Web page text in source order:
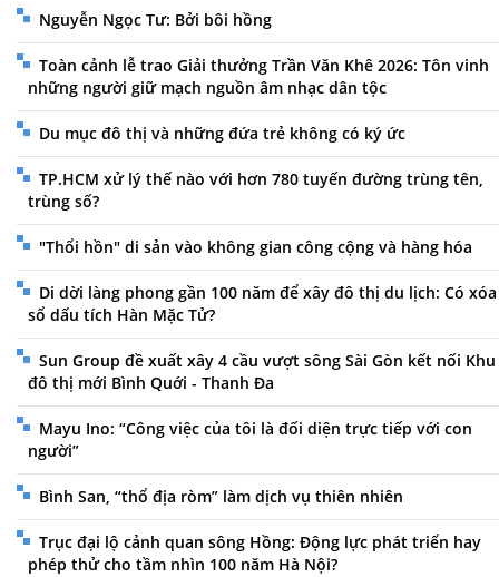
Nguyễn Ngọc Tư: Bởi bôi hồng
Toàn cảnh lễ trao Giải thưởng Trần Văn Khê 2026: Tôn vinh
những người giữ mạch nguồn âm nhạc dân tộc
Du mục đô thị và những đứa trẻ không có ký ức
TP.HCM xử lý thế nào với hơn 780 tuyến đường trùng tên,
trùng số?
"Thổi hồn" di sản vào không gian công cộng và hàng hóa
Di dời làng phong gần 100 năm để xây đô thị du lịch: Có xóa
sổ dấu tích Hàn Mặc Tử?
Sun Group đề xuất xây 4 cầu vượt sông Sài Gòn kết nối Khu
đô thị mới Bình Quới - Thanh Đa
Mayu Ino: “Công việc của tôi là đối diện trực tiếp với con
người”
Bình San, “thổ địa ròm” làm dịch vụ thiên nhiên
Trục đại lộ cảnh quan sông Hồng: Động lực phát triển hay
phép thử cho tầm nhìn 100 năm Hà Nội?